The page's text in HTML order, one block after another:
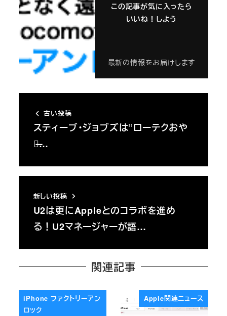
この記事が気に入ったら
いいね！しよう
最新の情報をお届けします
古い投稿
スティーブ・ジョブズは”ローテクおや
じ̶…
新しい投稿
U2は更にAppleとのコラボを進め
る！U2マネージャーが語…
関連記事
iPhone ファクトリーアン
ロック
Apple関連ニュース